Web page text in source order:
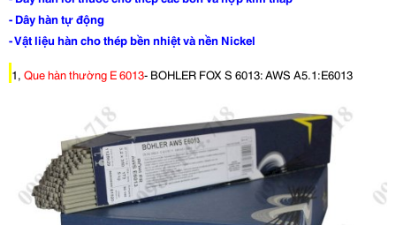
- Dây hàn tự động
- Vật liệu hàn cho thép bền nhiệt và nền Nickel
1, Que hàn thường E 6013- BOHLER FOX S 6013: AWS A5.1:E6013